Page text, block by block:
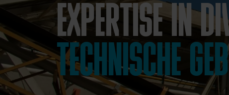
EXPERTISE IN
TECHNISCHE